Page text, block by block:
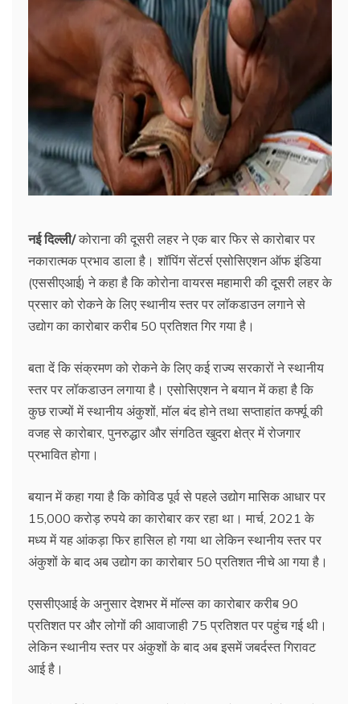
नई दिल्ली/कोराना की दूसरी लहर ने एक बार फिर से कारोबार पर
नकारात्मक प्रभाव डाला है। शॉपिंग सेंटर्स एसोसिएशन ऑफ इंडिया
(एससीएआई) ने कहा है कि कोरोना वायरस महामारी की दूसरी लहर के
प्रसार को रोकने के लिए स्थानीय स्तर पर लॉकडाउन लगाने से
उद्योग का कारोबार करीब 50 प्रतिशत गिर गया है।
बता दें कि संक्रमण को रोकने के लिए कई राज्य सरकारों ने स्थानीय
स्तर पर लॉकडाउन लगाया है। एसोसिएशन ने बयान में कहा है कि
कुछ राज्यों में स्थानीय अंकुशों, मॉल बंद होने तथा सप्ताहांत कर्फ्यू की
वजह से कारोबार, पुनरुद्धार और संगठित खुदरा क्षेत्र में रोजगार
प्रभावित होगा।
बयान में कहा गया है कि कोविड पूर्व से पहले उद्योग मासिक आधार पर
15,000 करोड़ रुपये का कारोबार कर रहा था। मार्च, 2021 के
मध्य में यह आंकड़ा फिर हासिल हो गया था लेकिन स्थानीय स्तर पर
अंकुशों के बाद अब उद्योग का कारोबार 50 प्रतिशत नीचे आ गया है।
एससीएआई के अनुसार देशभर में मॉल्स का कारोबार करीब 90
प्रतिशत पर और लोगों की आवाजाही 75 प्रतिशत पर पहुंच गई थी।
लेकिन स्थानीय स्तर पर अंकुशों के बाद अब इसमें जबर्दस्त गिरावट
आई है।